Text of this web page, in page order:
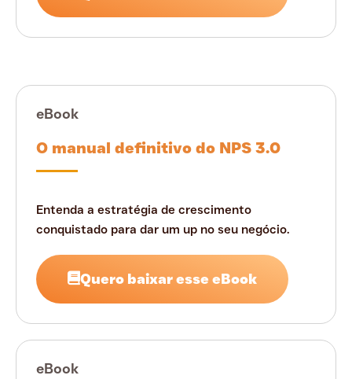
eBook
eBook
O manual definitivo do NPS 3.0
Entenda a estratégia de crescimento
conquistado para dar um up no seu negócio.
Quero baixar esse eBook